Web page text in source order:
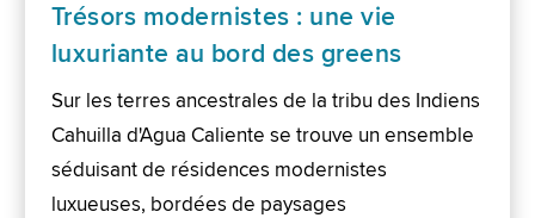
Trésors modernistes : une vie
luxuriante au bord des greens
Sur les terres ancestrales de la tribu des Indiens
Cahuilla d'Agua Caliente se trouve un ensemble
séduisant de résidences modernistes
luxueuses, bordées de paysages